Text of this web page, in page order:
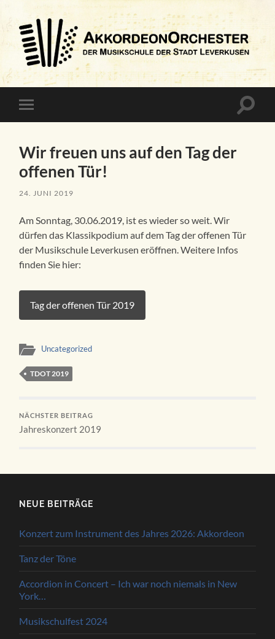
Akkordeonorchester
Mobile-
Menü
Wir freuen uns auf den Tag der
offenen Tür!
24. JUNI 2019
Am Sonntag, 30.06.2019, ist es wieder so weit. Wir
dürfen das Klassikpodium auf dem Tag der offenen Tür
der Musikschule Leverkusen eröffnen. Weitere Infos
finden Sie hier:
Tag der offenen Tür 2019
Uncategorized
TDOT 2019
NÄCHSTER BEITRAG
Jahreskonzert 2019
NEUE BEITRÄGE
Konzert zum Instrument des Jahres 2026: Akkordeon
Tanz der Töne
Accordion in Concert – Ich war noch niemals in New
York…
Musikschulfest 2024